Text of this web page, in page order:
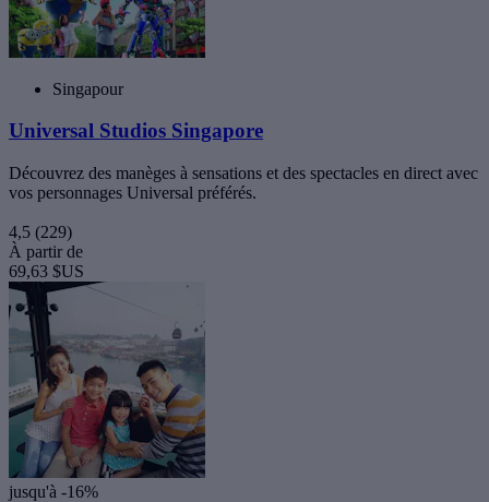
Singapour
Universal Studios Singapore
Découvrez des manèges à sensations et des spectacles en direct avec
vos personnages Universal préférés.
4,5 (229)
À partir de
69,63 $US
jusqu'à -16%